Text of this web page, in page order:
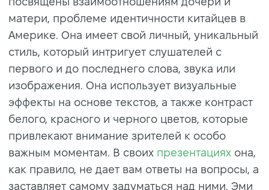
матери, проблеме идентичности китайцев в
Америке. Она имеет свой личный, уникальный
стиль, который интригует слушателей с
первого и до последнего слова, звука или
изображения. Она использует визуальные
эффекты на основе текстов, а также контраст
белого, красного и черного цветов, которые
привлекают внимание зрителей к особо
важным моментам. В своих презентациях она,
как правило, не дает вам ответы на вопросы, а
заставляет самому задуматься над ними. Эми